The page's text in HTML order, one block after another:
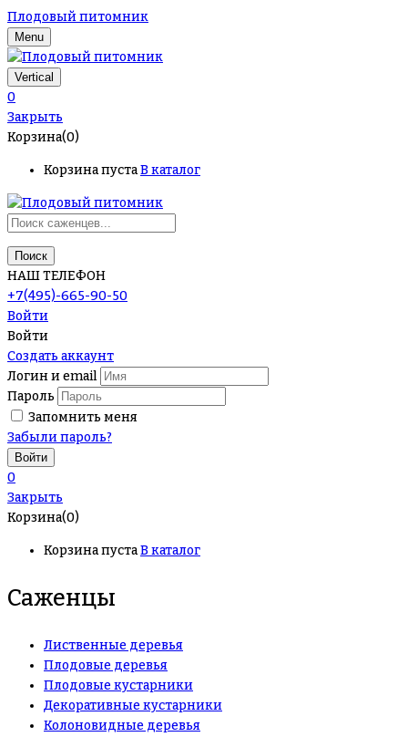
Плодовый питомник
Menu
Vertical
0
Закрыть
Корзина(0)
Корзина пустаВ каталог
Поиск
НАШ ТЕЛЕФОН
+7(495)-665-90-50
Войти
Войти
Создать аккаунт
Логин и email
Пароль
Запомнить меня
Забыли пароль?
0
Закрыть
Корзина(0)
Корзина пустаВ каталог
Саженцы
Лиственные деревья
Плодовые деревья
Плодовые кустарники
Декоративные кустарники
Колоновидные деревья